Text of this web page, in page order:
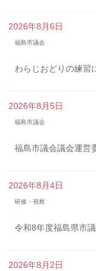
2026年8月6日
福島市議会
わらじおどりの練習
2026年8月5日
福島市議会
福島市議会議会運営
2026年8月4日
研修・視察
令和8年度福島県市
2026年8月2日